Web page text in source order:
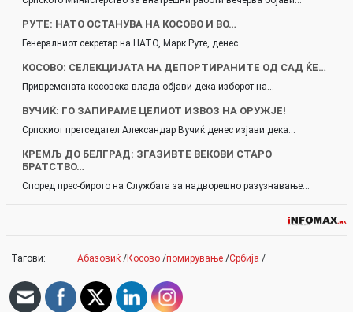
РУТЕ: НАТО ОСТАНУВА НА КОСОВО И ВО…
Генералниот секретар на НАТО, Марк Руте, денес…
КОСОВО: СЕЛЕКЦИЈАТА НА ДЕПОРТИРАНИТЕ ОД САД ЌЕ…
Привремената косовска влада објави дека изборот на…
ВУЧИЌ: ГО ЗАПИРАМЕ ЦЕЛИОТ ИЗВОЗ НА ОРУЖЈЕ!
Српскиот претседател Александар Вучиќ денес изјави дека…
КРЕМЉ ДО БЕЛГРАД: ЗГАЗИВТЕ ВЕКОВИ СТАРО
БРАТСТВО…
Според прес-бирото на Службата за надворешно разузнавање…
Тагови: Абазовиќ /Косово /помирување /Србија /